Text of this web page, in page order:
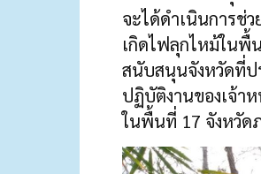
จะได้ดำเนินการช่
เกิดไฟลุกไหม้ในพื้
สนับสนุนจังหวัดที่ป
ปฏิบัติงานของเจ้
ในพื้นที่ 17 จังหวัด